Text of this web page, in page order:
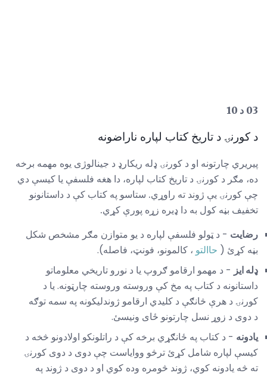
03 د 10
د کورنۍ د تاریخ کتاب لپاره ناراضونه
پیریري چارتونه او د کورنۍ ډله ریکارډ د جینالوژی یوه مهمه برخه
ده، مګر د کورنۍ د تاریخ کتاب لپاره، دا هغه فلسفې یا کیسې دي
چې کورنۍ یې ژوند ته راوړي. ستاسو په کتاب کې د داستانونو
تخفیف بڼه کول به دا ډیره زړه پورې کړي.
رضایت - د ټولو فلسفې لپاره د یو متوازن مګر مشخص شکل
بڼه کړئ ( حاالتو ، کالمونو، فونټ، فاصله).
ډله ایز - د مهمو ارقامو ګروپ یا د نورو تاریخي معلوماتو
داستانونه د کتاب په مخ کې وروسته وروسته چارټونه. یا د
کورنۍ د هرې څانګې د کلیدي ارقامو ژوندلیکونه په سمه توګه
د دوی د زوړ نسل چارتونو ځای ونیسئ.
یادونه - د کتاب په ځانګړي برخه کې د راتلونکو اولادونو څخه د
کیسې لپاره شامل کړئ ترڅو ووایاست چې دوی د دوی کورنۍ
ته څه یادونه کوي، ژوند څومره وده کوي او د دوی د ژوند په